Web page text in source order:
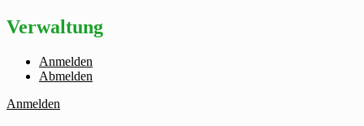
Verwaltung
Anmelden
Abmelden
Anmelden